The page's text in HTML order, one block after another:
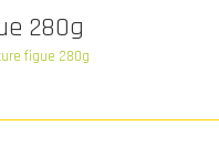
280g
figue 280g